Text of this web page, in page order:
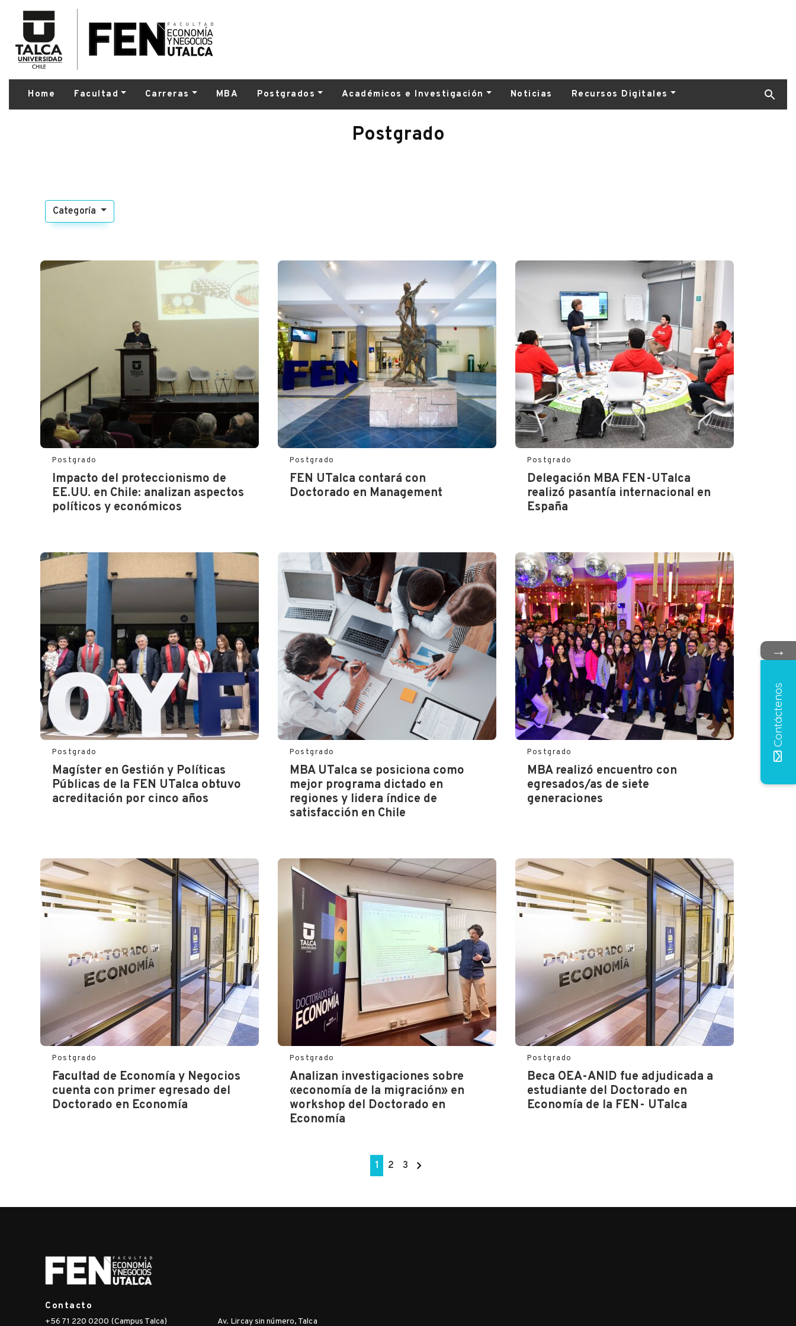
Home Facultad Carreras MBA Postgrados Académicos e Investigación Noticias Recursos Digitales
Postgrado
Categoría
Postgrado
Impacto del proteccionismo de
EE.UU. en Chile: analizan aspectos
políticos y económicos
Postgrado
FEN UTalca contará con
Doctorado en Management
Postgrado
Delegación MBA FEN-UTalca
realizó pasantía internacional en
España
Postgrado
Magíster en Gestión y Políticas
Públicas de la FEN UTalca obtuvo
acreditación por cinco años
Postgrado
MBA UTalca se posiciona como
mejor programa dictado en
regiones y lidera índice de
satisfacción en Chile
Postgrado
MBA realizó encuentro con
egresados/as de siete
generaciones
Postgrado
Facultad de Economía y Negocios
cuenta con primer egresado del
Doctorado en Economía
Postgrado
Analizan investigaciones sobre
«economía de la migración» en
workshop del Doctorado en
Economía
Postgrado
Beca OEA-ANID fue adjudicada a
estudiante del Doctorado en
Economía de la FEN- UTalca
1 2 3
Contacto
+56 71 220 0200 (Campus Talca) Av. Lircay sin número, Talca
→
Contáctenos